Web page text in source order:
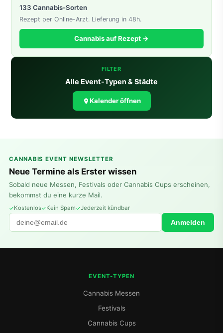
133 Cannabis-Sorten
Rezept per Online-Arzt. Lieferung in 48h.
Cannabis auf Rezept →
FILTER
Alle Event-Typen & Städte
Kalender öffnen
CANNABIS EVENT NEWSLETTER
Neue Termine als Erster wissen
Sobald neue Messen, Festivals oder Cannabis Cups erscheinen,
bekommst du eine kurze Mail.
Kostenlos Kein Spam Jederzeit kündbar
Anmelden
EVENT-TYPEN
Cannabis Messen
Festivals
Cannabis Cups